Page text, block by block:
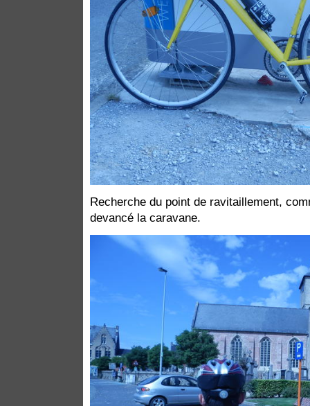
Recherche du point de ravitaillement,
devancé la caravane.